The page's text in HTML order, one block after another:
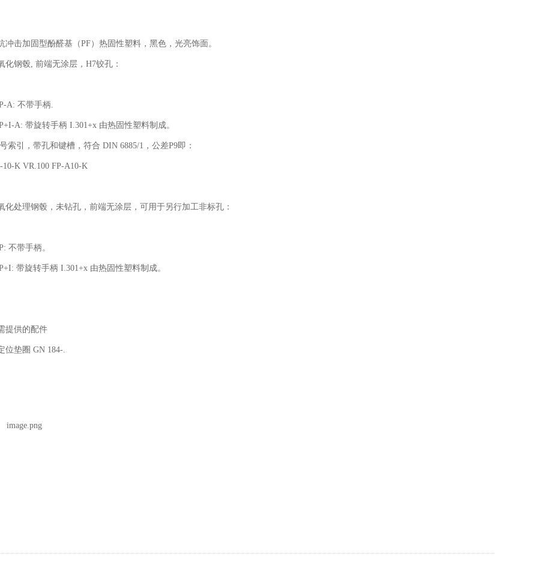
冲击加固型酚醛基（PF）热固性塑料，黑色，光亮饰面。
化钢毂, 前端无涂层，H7铰孔：
A: 不带手柄.
A: 带旋转手柄 I.301+x 由热固性塑料制成。
索引，带孔和键槽，符合 DIN 6885/1，公差P9即：
10-K VR.100 FP-A10-K
化处理钢毂，未钻孔，前端无涂层，可用于另行加工非标孔：
不带手柄。
带旋转手柄 I.301+x 由热固性塑料制成。
提供的配件
位垫圈 GN 184-.